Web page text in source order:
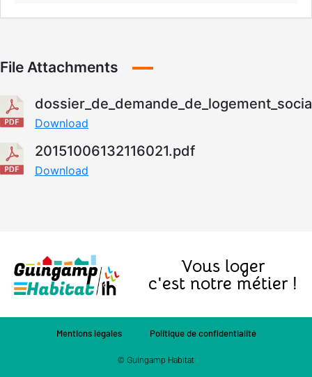
File Attachments
Download
20151006132116021.pdf
Download
Vous loger
c'est notre métier !
Mentions légales Politique de confidentialité
© Guingamp Habitat